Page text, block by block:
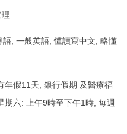
; 一般英語; 懂讀寫中文; 略懂
年假11天, 銀行假期 及醫療福
六: 上午9時至下午1時, 每週